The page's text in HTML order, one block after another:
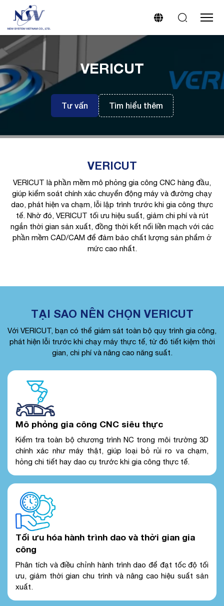
VERICUT
Tư vấn Tìm hiểu thêm
VERICUT
VERICUT là phần mềm mô phỏng gia công CNC hàng đầu,
giúp kiểm soát chính xác chuyển động máy và đường chạy
dao, phát hiện va chạm, lỗi lập trình trước khi gia công thực
tế. Nhờ đó, VERICUT tối ưu hiệu suất, giảm chi phí và rút
ngắn thời gian sản xuất, đồng thời kết nối liền mạch với các
phần mềm CAD/CAM để đảm bảo chất lượng sản phẩm ở
mức cao nhất.
TẠI SAO NÊN CHỌN VERICUT
Với VERICUT, bạn có thể giám sát toàn bộ quy trình gia công,
phát hiện lỗi trước khi chạy máy thực tế, từ đó tiết kiệm thời
gian, chi phí và nâng cao năng suất.
Mô phỏng gia công CNC siêu thực
Kiểm tra toàn bộ chương trình NC trong môi trường 3D
chính xác như máy thật, giúp loại bỏ rủi ro va chạm,
hỏng chi tiết hay dao cụ trước khi gia công thực tế.
Tối ưu hóa hành trình dao và thời gian gia
công
Phân tích và điều chỉnh hành trình dao để đạt tốc độ tối
ưu, giảm thời gian chu trình và nâng cao hiệu suất sản
xuất.